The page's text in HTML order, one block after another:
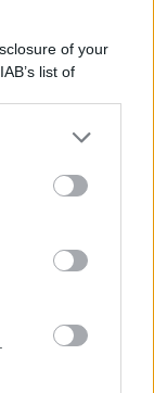
of your
list of
to third parties
more Google
including but
may click to
party tags to